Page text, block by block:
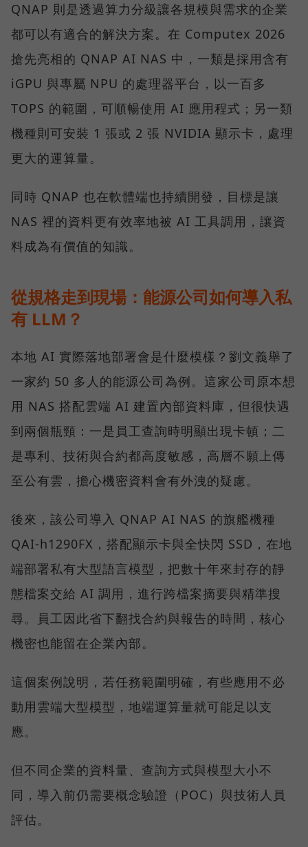
QNAP 則是透過算力分級讓各規模與需求的企業
都可以有適合的解決方案。在 Computex 2026
搶先亮相的 QNAP AI NAS 中，一類是採用含有
iGPU 與專屬 NPU 的處理器平台，以一百多
TOPS 的範圍，可順暢使用 AI 應用程式；另一類
機種則可安裝 1 張或 2 張 NVIDIA 顯示卡，處理
更大的運算量。
同時 QNAP 也在軟體端也持續開發，目標是讓
NAS 裡的資料更有效率地被 AI 工具調用，讓資
料成為有價值的知識。
從規格走到現場：能源公司如何導入私
有 LLM？
本地 AI 實際落地部署會是什麼模樣？劉文義舉了
一家約 50 多人的能源公司為例。這家公司原本想
用 NAS 搭配雲端 AI 建置內部資料庫，但很快遇
到兩個瓶頸：一是員工查詢時明顯出現卡頓；二
是專利、技術與合約都高度敏感，高層不願上傳
至公有雲，擔心機密資料會有外洩的疑慮。
後來，該公司導入 QNAP AI NAS 的旗艦機種
QAI-h1290FX，搭配顯示卡與全快閃 SSD，在地
端部署私有大型語言模型，把數十年來封存的靜
態檔案交給 AI 調用，進行跨檔案摘要與精準搜
尋。員工因此省下翻找合約與報告的時間，核心
機密也能留在企業內部。
這個案例說明，若任務範圍明確，有些應用不必
動用雲端大型模型，地端運算量就可能足以支
應。
但不同企業的資料量、查詢方式與模型大小不
同，導入前仍需要概念驗證（POC）與技術人員
評估。